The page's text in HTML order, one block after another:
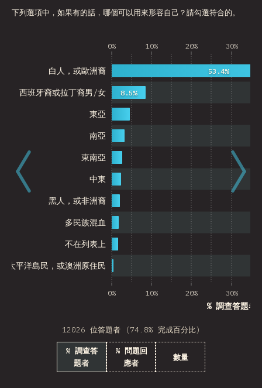
下列選項中，如果有的話，哪個可以用來形容自己？請勾選符合的。
0% 10% 20% 30%
0% 10% 20% 30%
% 調查答題者
太平洋島民，或澳洲原住民
不在列表上
多民族混血
黑人，或非洲裔
中東
東南亞
南亞
東亞
西班牙裔或拉丁裔男/女
白人，或歐洲裔
8.5%
53.4%
12026 位答題者 (74.8% 完成百分比)
% 調查答
題者
% 問題回
應者
數量